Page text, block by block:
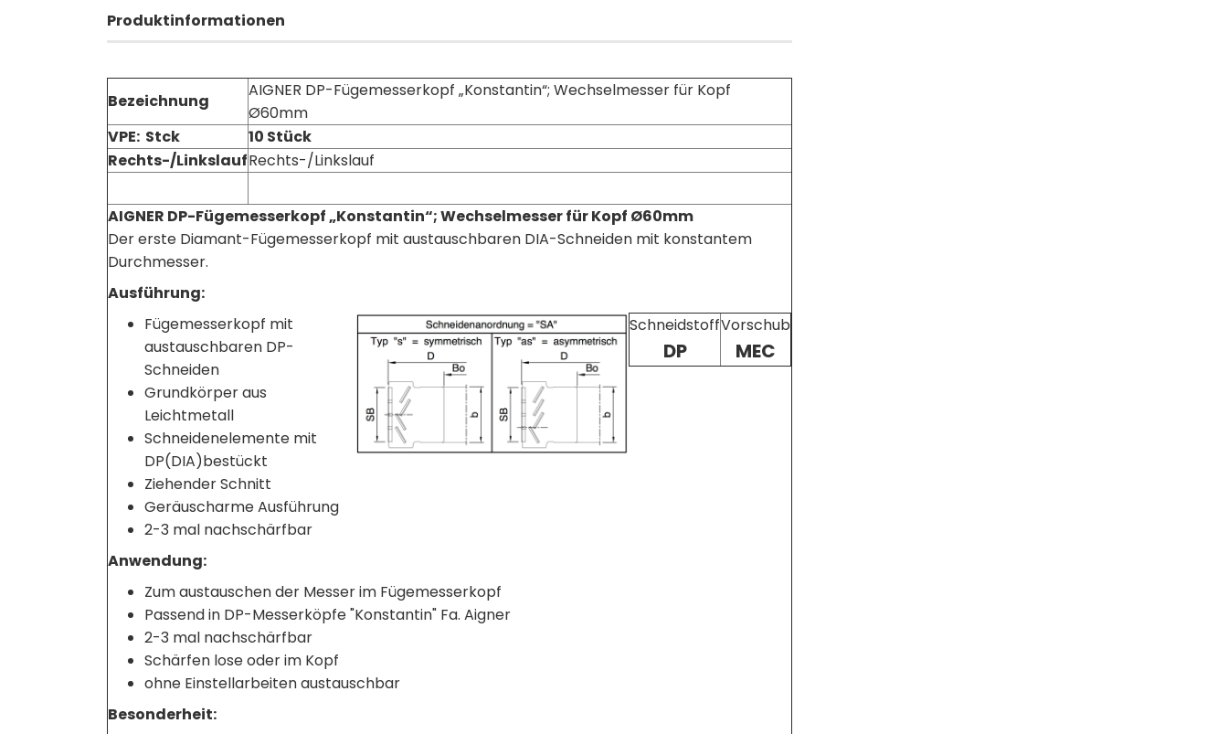
Produktinformationen
Bezeichnung
AIGNER DP-Fügemesserkopf „Konstantin“; Wechselmesser für Kopf
Ø60mm
VPE: Stck
10 Stück
Rechts-/LinkslaufRechts-/Linkslauf
AIGNER DP-Fügemesserkopf „Konstantin“; Wechselmesser für Kopf Ø60mm
Der erste Diamant-Fügemesserkopf mit austauschbaren DIA-Schneiden mit konstantem
Durchmesser.
Ausführung:
Schneidstoff
DP
Vorschub
MEC
Fügemesserkopf mit
austauschbaren DP-
Schneiden
Grundkörper aus
Leichtmetall
Schneidenelemente mit
DP(DIA)bestückt
Ziehender Schnitt
Geräuscharme Ausführung
2-3 mal nachschärfbar
Anwendung:
Zum austauschen der Messer im Fügemesserkopf
Passend in DP-Messerköpfe "Konstantin" Fa. Aigner
2-3 mal nachschärfbar
Schärfen lose oder im Kopf
ohne Einstellarbeiten austauschbar
Besonderheit: